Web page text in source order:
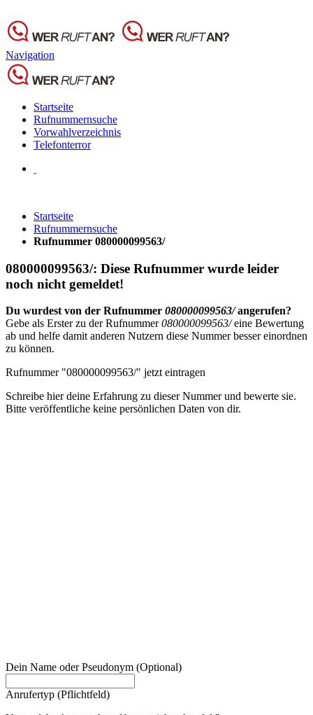
Navigation
Startseite
Rufnummernsuche
Vorwahlverzeichnis
Telefonterror
Startseite
Rufnummernsuche
Rufnummer 080000099563/
080000099563/: Diese Rufnummer wurde leider
noch nicht gemeldet!
Du wurdest von der Rufnummer 080000099563/angerufen?
Gebe als Erster zu der Rufnummer080000099563/eine Bewertung
ab und helfe damit anderen Nutzern diese Nummer besser einordnen
zu können.
Rufnummer "080000099563/" jetzt eintragen
Schreibe hier deine Erfahrung zu dieser Nummer und bewerte sie.
Bitte veröffentliche keine persönlichen Daten von dir.
Dein Name oder Pseudonym (Optional)
Anrufertyp (Pflichtfeld)